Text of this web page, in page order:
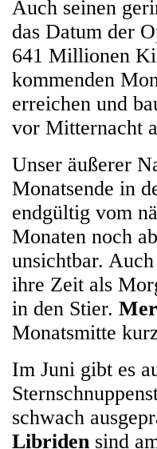
Auch seinen
das Datum der
641 Millionen
kommenden
erreichen und
vor Mitternacht
Unser äußerer
Monatsende in
endgültig vom
Monaten noch
unsichtbar.
ihre Zeit als
in den Stier.
Monatsmitte
Im Juni gibt es
schwach
Libriden sind